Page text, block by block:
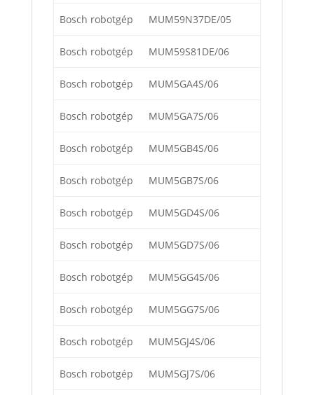
Bosch robotgép MUM59N37DE/05
Bosch robotgép MUM59S81DE/06
Bosch robotgép MUM5GA4S/06
Bosch robotgép MUM5GA7S/06
Bosch robotgép MUM5GB4S/06
Bosch robotgép MUM5GB7S/06
Bosch robotgép MUM5GD4S/06
Bosch robotgép MUM5GD7S/06
Bosch robotgép MUM5GG4S/06
Bosch robotgép MUM5GG7S/06
Bosch robotgép MUM5GJ4S/06
Bosch robotgép MUM5GJ7S/06